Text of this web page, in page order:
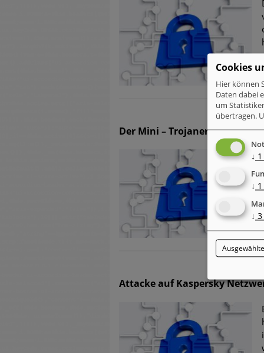
Der Mini – Trojaner Tinba
Attacke auf Kaspersky
Cookies
Hier können
Daten dabei
um
übertragen.
↓ 1
↓ 1
↓ 3